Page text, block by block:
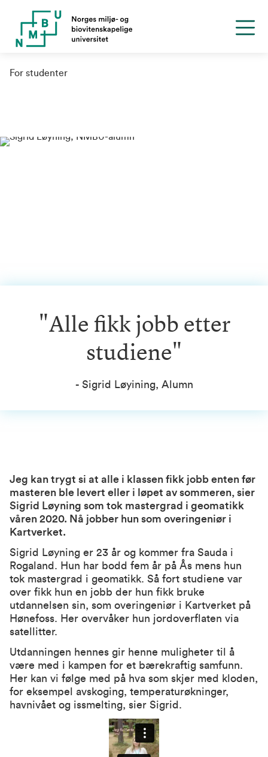
For studenter
"Alle fikk jobb etter
studiene"
- Sigrid Løyining, Alumn
Jeg kan trygt si at alle i klassen fikk jobb enten før
masteren ble levert eller i løpet av sommeren, sier
Sigrid Løyning som tok mastergrad i geomatikk
våren 2020. Nå jobber hun som overingeniør i
Kartverket.
Sigrid Løyning er 23 år og kommer fra Sauda i
Rogaland. Hun har bodd fem år på Ås mens hun
tok mastergrad i geomatikk. Så fort studiene var
over fikk hun en jobb der hun fikk bruke
utdannelsen sin, som overingeniør i Kartverket på
Hønefoss. Her overvåker hun jordoverflaten via
satellitter.
Utdanningen hennes gir henne muligheter til å
være med i kampen for et bærekraftig samfunn.
Her kan vi følge med på hva som skjer med kloden,
for eksempel avskoging, temperaturøkninger,
havnivået og issmelting, sier Sigrid.